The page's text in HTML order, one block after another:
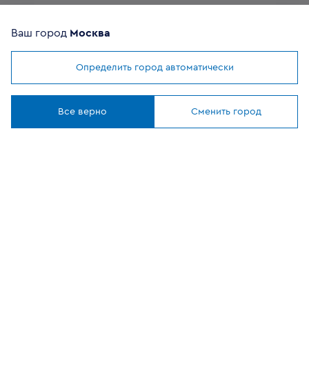
Мы используем cookies
Где купить
Ваш город Москва
Определить город автоматически
Все верно Сменить город